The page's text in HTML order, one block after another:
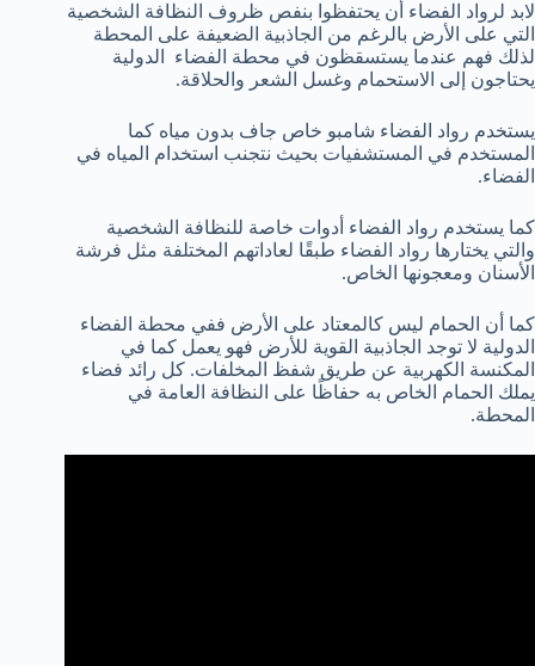
لابد لرواد الفضاء أن يحتفظوا بنفص ظروف النظافة الشخصية
التي على الأرض بالرغم من الجاذبية الضعيفة على المحطة
لذلك فهم عندما يستسقظون في محطة الفضاء الدولية
يحتاجون إلى الاستحمام وغسل الشعر والحلاقة.
يستخدم رواد الفضاء شامبو خاص جاف بدون مياه كما
المستخدم في المستشفيات بحيث نتجنب استخدام المياه في
الفضاء.
كما يستخدم رواد الفضاء أدوات خاصة للنظافة الشخصية
والتي يختارها رواد الفضاء طبقًا لعاداتهم المختلفة مثل فرشة
الأسنان ومعجونها الخاص.
كما أن الحمام ليس كالمعتاد على الأرض ففي محطة الفضاء
الدولية لا توجد الجاذبية القوية للأرض فهو يعمل كما في
المكنسة الكهربية عن طريق شفظ المخلفات. كل رائد فضاء
يملك الحمام الخاص به حفاظًا على النظافة العامة في
المحطة.